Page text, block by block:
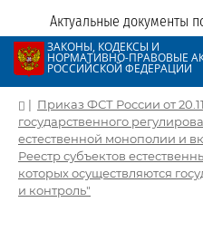
Актуальные документы
ЗАКОНЫ, КОДЕКСЫ И
НОРМАТИВНО-ПРАВОВЫЕ
РОССИЙСКОЙ ФЕДЕРАЦИИ
| Приказ ФСТ России от
государственного
естественной монополии и
Реестр субъектов
которых осуществляются
и контроль"